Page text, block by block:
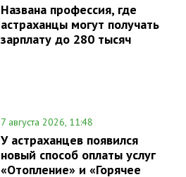
Названа профессия, где
астраханцы могут получать
зарплату до 280 тысяч
7 августа 2026, 11:48
У астраханцев появился
новый способ оплаты услуг
«Отопление» и «Горячее